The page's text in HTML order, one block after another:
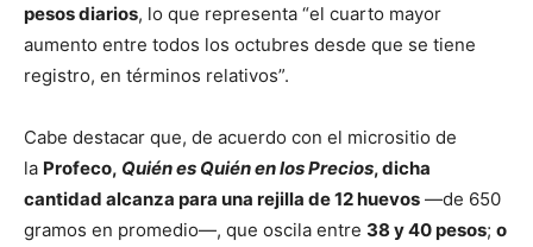
pesos diarios, lo que representa “el cuarto mayor
aumento entre todos los octubres desde que se tiene
registro, en términos relativos”.
Cabe destacar que, de acuerdo con el micrositio de
la Profeco, Quién es Quién en los Precios, dicha
cantidad alcanza para una rejilla de 12 huevos —de 650
gramos en promedio—, que oscila entre 38 y 40 pesos; o